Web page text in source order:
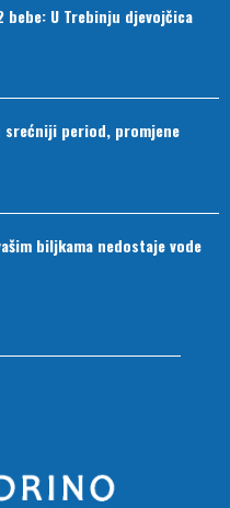
bebe: U Trebinju djevojčica
srećniji period, promjene
biljkama nedostaje vode